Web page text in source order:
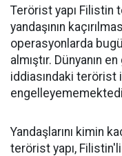
Terörist yapı Filistin
yandaşının
operasyonlarda
almıştır. Dünyanın
iddiasındaki terörist
Yandaşlarını kimin
terörist yapı,